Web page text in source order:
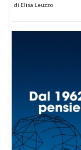
di Elisa Leuzzo